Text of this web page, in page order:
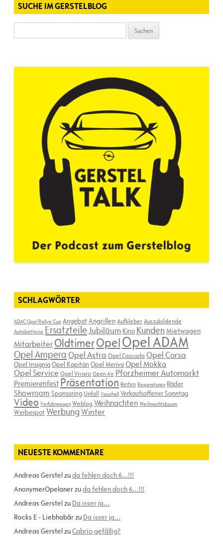
SUCHE IM GERSTELBLOG
nach:
SCHLAGWÖRTER
ADAC Opel Rallye Cup AngebotAngrillenAufkleberAuszubildende
Autobatterie ErsatzteileJubiläum Kino KundenMietwagen
Mitarbeiter OldtimerOpelOpel ADAM
Opel AmperaOpel Astra Opel Cascada Opel Corsa
Opel InsigniaOpel Kapitän Opel MerivaOpel Mokka
Opel ServiceOpel Vivaro Open Air Pforzheimer Automarkt
Premierenfest Präsentation Reifen Reparaturen Räder
Showroom Sponsoring Unfall Vauxhall Verkaufsoffener Sonntag
Video Vorführwagen Weblog Weihnachten Weihnachtsbaum
WerbespotWerbungWinter
NEUESTE KOMMENTARE
Andreas Gerstel zuda fehlen doch 6…!!!
AnonymerOpelanerzuda fehlen doch 6…!!!
Andreas Gerstel zu Da isser ja…
Rocks E - Liebhabärzu Da isser ja…
Andreas Gerstel zuCabrio gefällig?